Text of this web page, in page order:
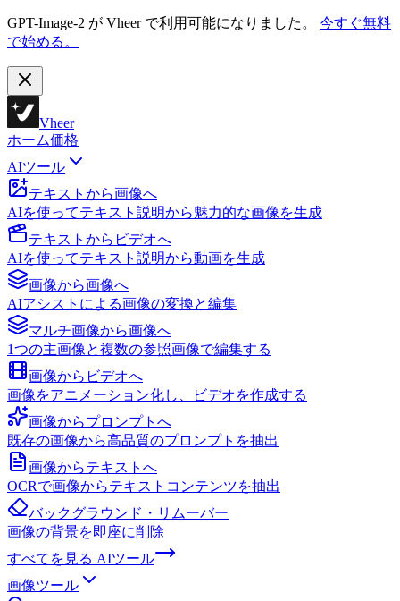
GPT-Image-2 が Vheer で利用可能になりました。
今すぐ無料
で始める。
Vheer
ホーム価格
AIツール
テキストから画像へ
AIを使ってテキスト説明から魅力的な画像を生成
テキストからビデオへ
AIを使ってテキスト説明から動画を生成
画像から画像へ
AIアシストによる画像の変換と編集
マルチ画像から画像へ
1つの主画像と複数の参照画像で編集する
画像からビデオへ
画像をアニメーション化し、ビデオを作成する
画像からプロンプトへ
既存の画像から高品質のプロンプトを抽出
画像からテキストへ
OCRで画像からテキストコンテンツを抽出
バックグラウンド・リムーバー
画像の背景を即座に削除
すべてを見る AIツール
画像ツール